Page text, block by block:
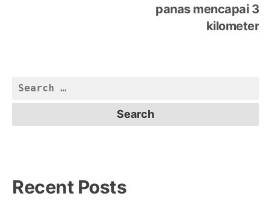
panas mencapai 3
kilometer
Search
for:
Recent Posts